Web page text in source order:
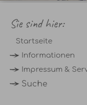
Sie sind hier:
Startseite
Informationen
Impressum &
Suche